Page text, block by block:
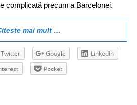
complicată precum a Barcelonei.
mai mult …
Twitter Google
LinkedIn
Pocket